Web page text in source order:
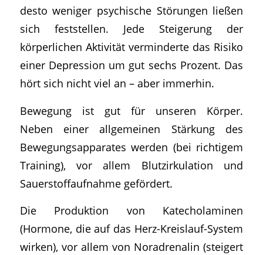
desto weniger psychische Störungen ließen
sich feststellen. Jede Steigerung der
körperlichen Aktivität verminderte das Risiko
einer Depression um gut sechs Prozent. Das
hört sich nicht viel an – aber immerhin.
Bewegung ist gut für unseren Körper.
Neben einer allgemeinen Stärkung des
Bewegungsapparates werden (bei richtigem
Training), vor allem Blutzirkulation und
Sauerstoffaufnahme gefördert.
Die Produktion von Katecholaminen
(Hormone, die auf das Herz-Kreislauf-System
wirken), vor allem von Noradrenalin (steigert